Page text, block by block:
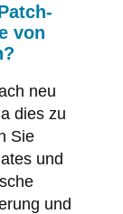
von
neu
dies zu
Sie
und
und